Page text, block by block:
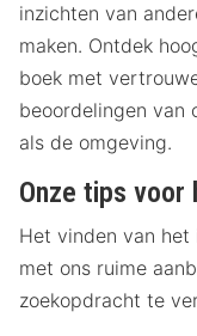
inzichten van
maken. Ontdek
boek met
beoordelingen van
als de omgeving.
Onze tips voor
Het vinden van het
met ons ruime
zoekopdracht te